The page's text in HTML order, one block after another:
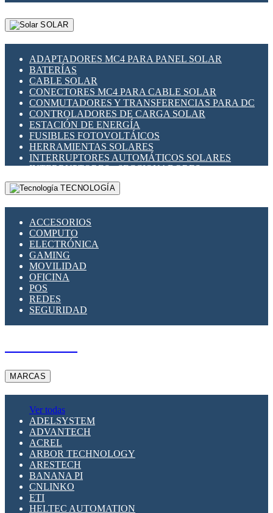
SOLAR
ADAPTADORES MC4 PARA PANEL SOLAR
BATERÍAS
CABLE SOLAR
CONECTORES MC4 PARA CABLE SOLAR
CONMUTADORES Y TRANSFERENCIAS PARA DC
CONTROLADORES DE CARGA SOLAR
ESTACIÓN DE ENERGÍA
FUSIBLES FOTOVOLTÁICOS
HERRAMIENTAS SOLARES
INTERRUPTORES AUTOMÁTICOS SOLARES
INTERRUPTORES - SECCIONADORES
FOTOVOLTÁICOS
MONTAJE PANEL SOLAR
SUPRESOR DE TRANSIENTES SPDS PARA
APLICACIONES FOTOVOLTAICAS
TECNOLOGÍA
ACCESORIOS
COMPUTO
ELECTRÓNICA
GAMING
MOVILIDAD
OFICINA
POS
REDES
SEGURIDAD
MARCAS
Ver todas
ADELSYSTEM
ADVANTECH
ACREL
ARBOR TECHNOLOGY
ARESTECH
BANANA PI
CNLINKO
ETI
HELTEC AUTOMATION